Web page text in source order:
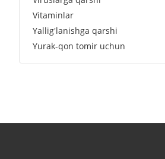
Vitaminlar
Yallig'lanishga qarshi
Yurak-qon tomir uchun